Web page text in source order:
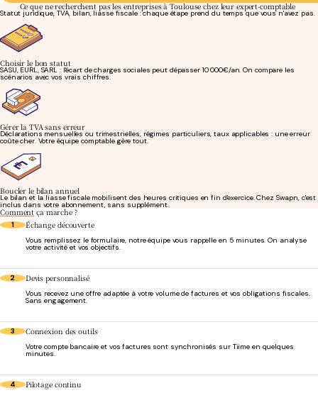
Ce que ne recherchent pas les entreprises à Toulouse chez leur expert-comptable
Statut juridique, TVA, bilan, liasse fiscale : chaque étape prend du temps que vous n'avez pas.
Choisir le bon statut
SASU, EURL, SARL : l'écart de charges sociales peut dépasser 10 000€/an. On compare les
scénarios avec vos vrais chiffres.
Gérer la TVA sans erreur
Déclarations mensuelles ou trimestrielles, régimes particuliers, taux applicables : une erreur
coûte cher. Votre équipe comptable gère tout.
Boucler le bilan annuel
Le bilan et la liasse fiscale mobilisent des heures critiques en fin d'exercice. Chez Swapn, c'est
inclus dans votre abonnement, sans supplément.
Comment ça marche ?
1 Échange découverte
Vous remplissez le formulaire, notre équipe vous rappelle en 5 minutes. On analyse
votre activité et vos objectifs.
2 Devis personnalisé
Vous recevez une offre adaptée à votre volume de factures et vos obligations fiscales.
Sans engagement.
3 Connexion des outils
Votre compte bancaire et vos factures sont synchronisés sur Tiime en quelques
minutes.
4 Pilotage continu